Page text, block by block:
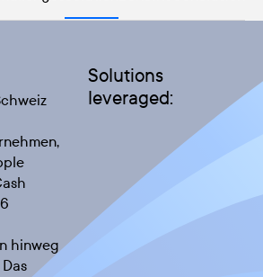
hinweg
Solutions
leveraged: